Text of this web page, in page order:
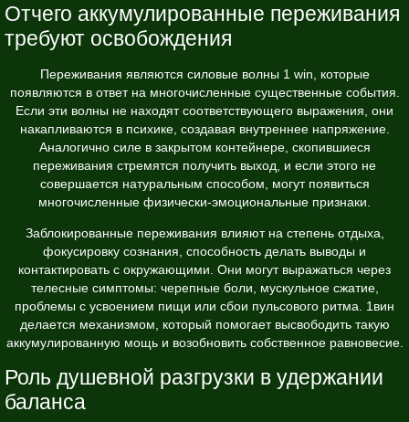
Отчего аккумулированные переживания
требуют освобождения
Переживания являются силовые волны 1 win, которые
появляются в ответ на многочисленные существенные события.
Если эти волны не находят соответствующего выражения, они
накапливаются в психике, создавая внутреннее напряжение.
Аналогично силе в закрытом контейнере, скопившиеся
переживания стремятся получить выход, и если этого не
совершается натуральным способом, могут появиться
многочисленные физически-эмоциональные признаки.
Заблокированные переживания влияют на степень отдыха,
фокусировку сознания, способность делать выводы и
контактировать с окружающими. Они могут выражаться через
телесные симптомы: черепные боли, мускульное сжатие,
проблемы с усвоением пищи или сбои пульсового ритма. 1вин
делается механизмом, который помогает высвободить такую
аккумулированную мощь и возобновить собственное равновесие.
Роль душевной разгрузки в удержании
баланса